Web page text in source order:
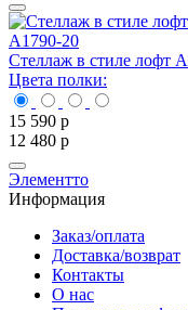
A1790-20
Стеллаж в стиле лофт
Цвета полки:
15 590 р
12 480 р
Элементто
Информация
Заказ/оплата
Доставка/возврат
Контакты
О нас